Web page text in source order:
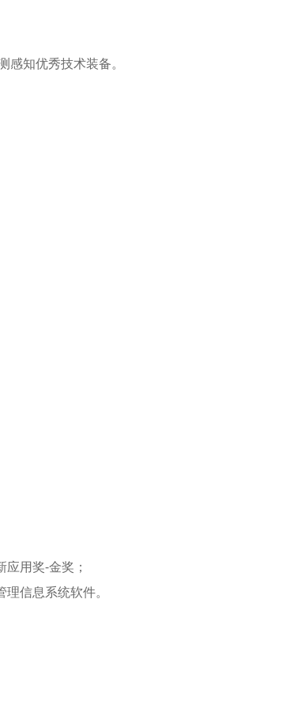
用奖-金奖；
信息系统软件。
知优秀技术装备。